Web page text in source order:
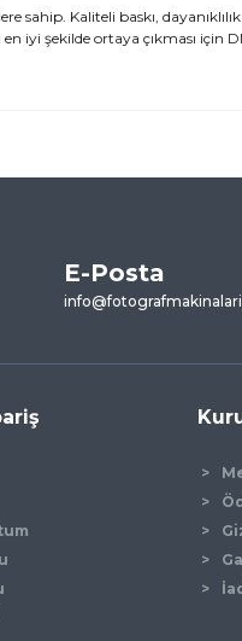
sahip. Kaliteli baskı,
iyi şekilde ortaya çıkması için
E-Posta